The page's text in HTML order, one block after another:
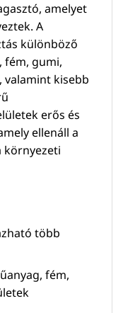
amelyet
A
különböző
fém, gumi,
valamint kisebb
erős és
ellenáll a
környezeti
több
fém,